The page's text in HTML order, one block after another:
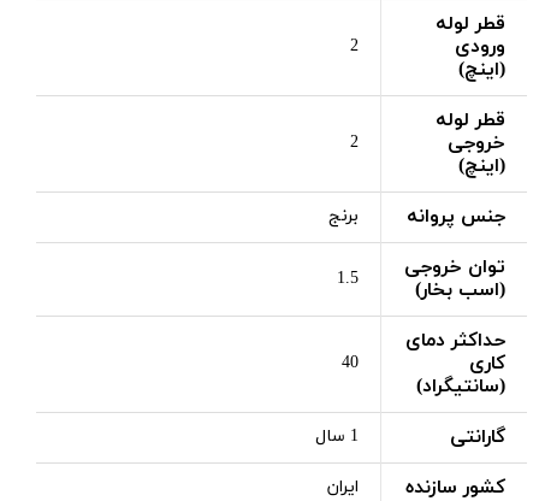
قطر لوله
ورودی
(اینچ)
2
قطر لوله
خروجی
(اینچ)
2
جنس پروانه برنج
توان خروجی
(اسب بخار)
1.5
حداکثر دمای
کاری
(سانتیگراد)
40
گارانتی 1 سال
کشور سازنده ایران